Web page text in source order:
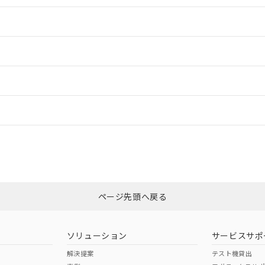
ダウンロードはこちら
（日本
（アメリカ
ページ先頭へ戻る
ソリューション
解決提案
サービスサポ
テスト機貸出